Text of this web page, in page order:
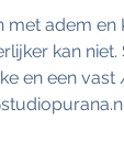
met adem en
kan
en een